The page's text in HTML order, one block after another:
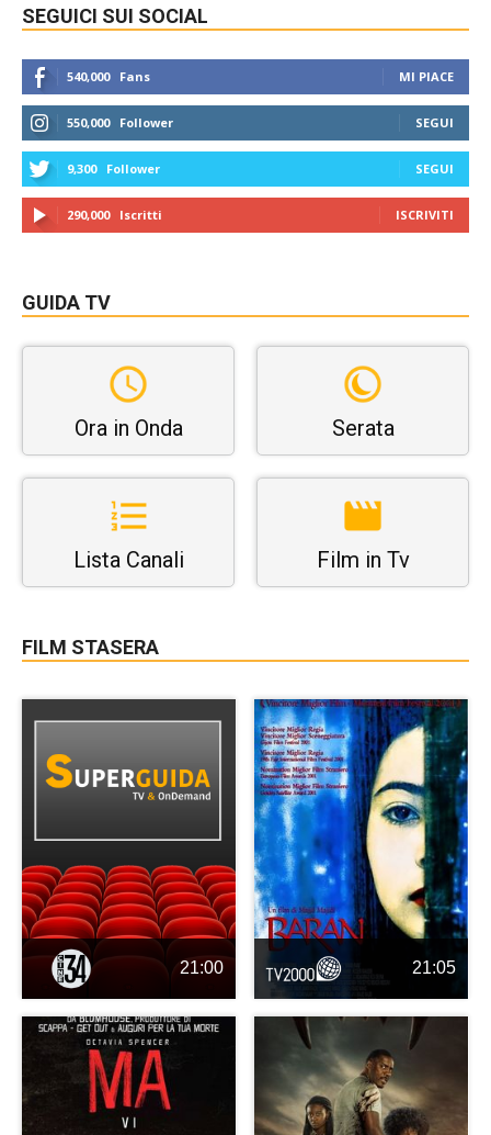
SEGUICI SUI SOCIAL
540,000 Fans MI PIACE
550,000 Follower SEGUI
9,300 Follower SEGUI
290,000 Iscritti ISCRIVITI
GUIDA TV
Ora in Onda Serata
Lista Canali Film in Tv
FILM STASERA
21:00 21:05